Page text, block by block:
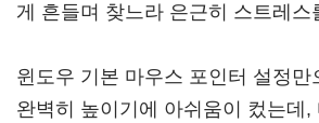
게 흔들며 찾느라 은근히 스트레스
윈도우 기본 마우스 포인터 설정만
완벽히 높이기에 아쉬움이 컸는데,